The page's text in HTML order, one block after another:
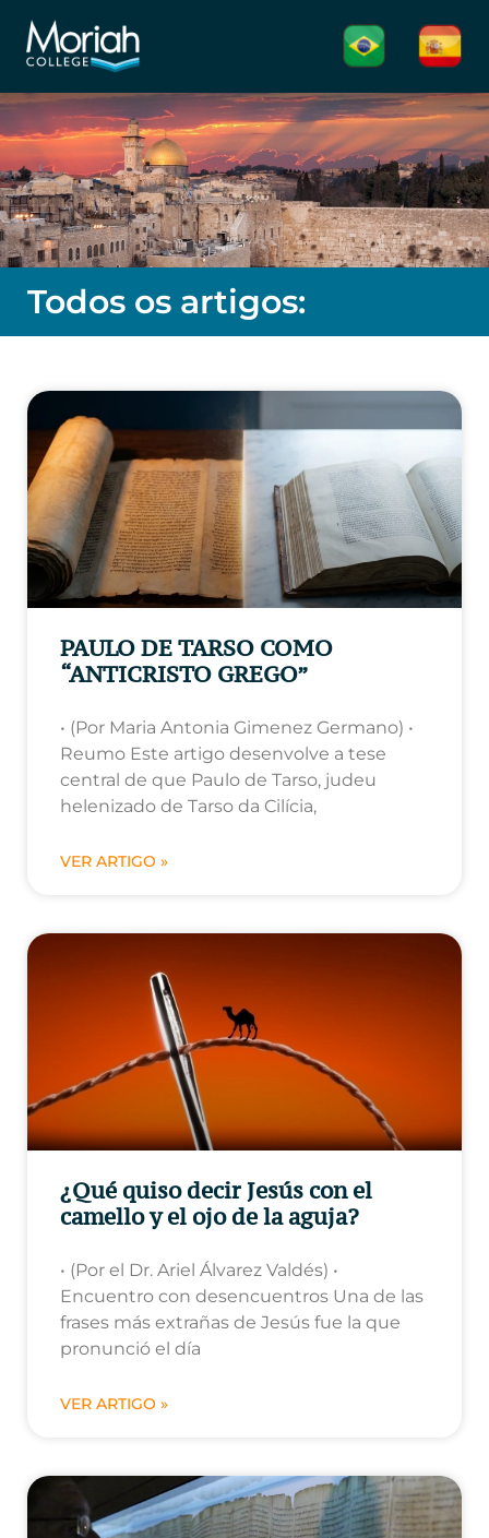
Todos os artigos:
PAULO DE TARSO COMO
“ANTICRISTO GREGO”
• (Por Maria Antonia Gimenez Germano) •
Reumo Este artigo desenvolve a tese
central de que Paulo de Tarso, judeu
helenizado de Tarso da Cilícia,
VER ARTIGO »
¿Qué quiso decir Jesús con el
camello y el ojo de la aguja?
• (Por el Dr. Ariel Álvarez Valdés) •
Encuentro con desencuentros Una de las
frases más extrañas de Jesús fue la que
pronunció el día
VER ARTIGO »